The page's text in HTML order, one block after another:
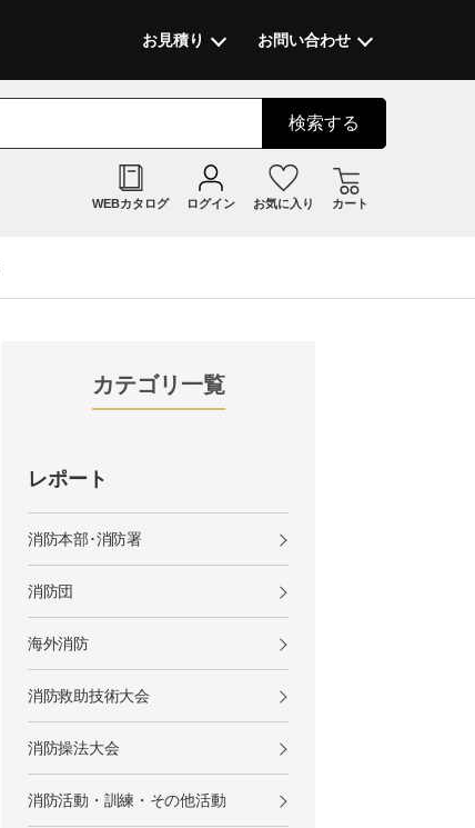
お見積り お問い合わせ
検索する
WEBカタログ ログイン お気に入り カート
カテゴリ一覧
レポート
消防本部･消防署
消防団
海外消防
消防救助技術大会
消防操法大会
消防活動・訓練・その他活動